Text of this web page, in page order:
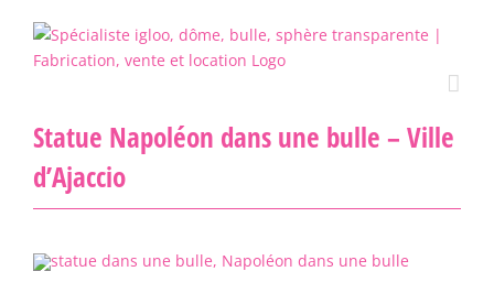
contenu
Statue Napoléon dans une bulle – Ville
d’Ajaccio